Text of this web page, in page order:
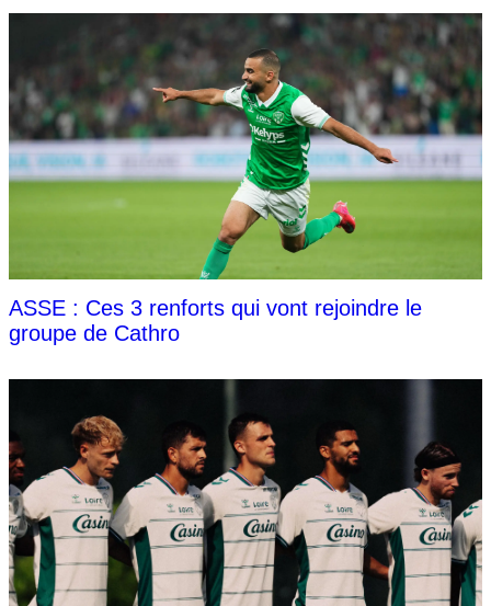
ASSE : Ces 3 renforts qui vont rejoindre le
groupe de Cathro